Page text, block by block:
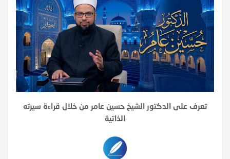
تعرف على الدكتور الشيخ حسين عامر من خلال قراءة سيرته
الذاتية